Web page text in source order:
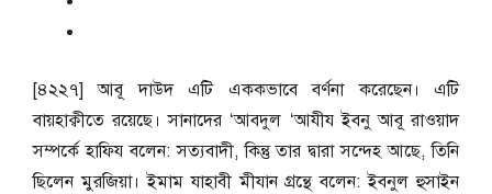
[৪২২৭] আবূ দাউদ এটি এককভাবে বর্ণনা করেছেন। এটি
বায়হাক্বীতে রয়েছে। সানাদের ‘আবদুল ‘আযীয ইবনু আবূ রাওয়াদ
সম্পর্কে হাফিয বলেন: সত্যবাদী, কিন্তু তার দ্বারা সন্দেহ আছে, তিনি
ছিলেন মুরজিয়া। ইমাম যাহাবী মীযান গ্রন্থে বলেন: ইবনুল হুসাইন